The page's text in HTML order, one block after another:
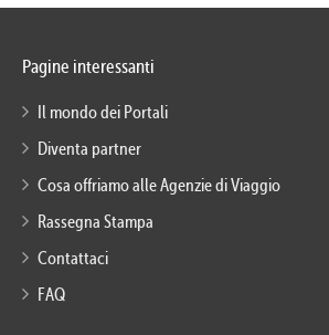
Pagine interessanti
Il mondo dei Portali
Diventa partner
Cosa offriamo alle Agenzie di Viaggio
Rassegna Stampa
Contattaci
FAQ